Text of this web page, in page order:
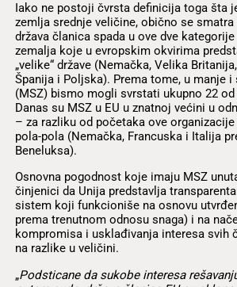
Iako ne postoji čvrsta definicija toga šta
zemlja srednje veličine, obično se smatra
država članica spada u ove dve
zemalja koje u evropskim okvirima
„velike“ države (Nemačka, Velika
Španija i Poljska). Prema tome, u manje i
(MSZ) bismo mogli svrstati ukupno 22
Danas su MSZ u EU u znatnoj većini u
– za razliku od početaka ove
pola-pola (Nemačka, Francuska i Italija
Beneluksa).
Osnovna pogodnost koje imaju MSZ
činjenici da Unija predstavlja
sistem koji funkcioniše na osnovu
prema trenutnom odnosu snaga) i na
kompromisa i usklađivanja interesa svih
na razlike u veličini.
„Podsticane da sukobe interesa